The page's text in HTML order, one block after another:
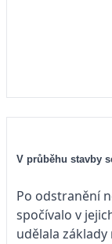
V průběhu stavby
Po odstranění
spočívalo v
udělala základy